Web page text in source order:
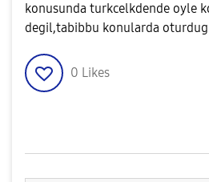
konusunda turkcelkdende oyle
degil,tabibbu konularda
0 Likes